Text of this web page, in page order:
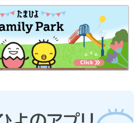
込み、2023年2月時点のものです。
る投稿、リンク先は、削除される場合
ご了承ください。
情報であり、現在と異なる場合があり